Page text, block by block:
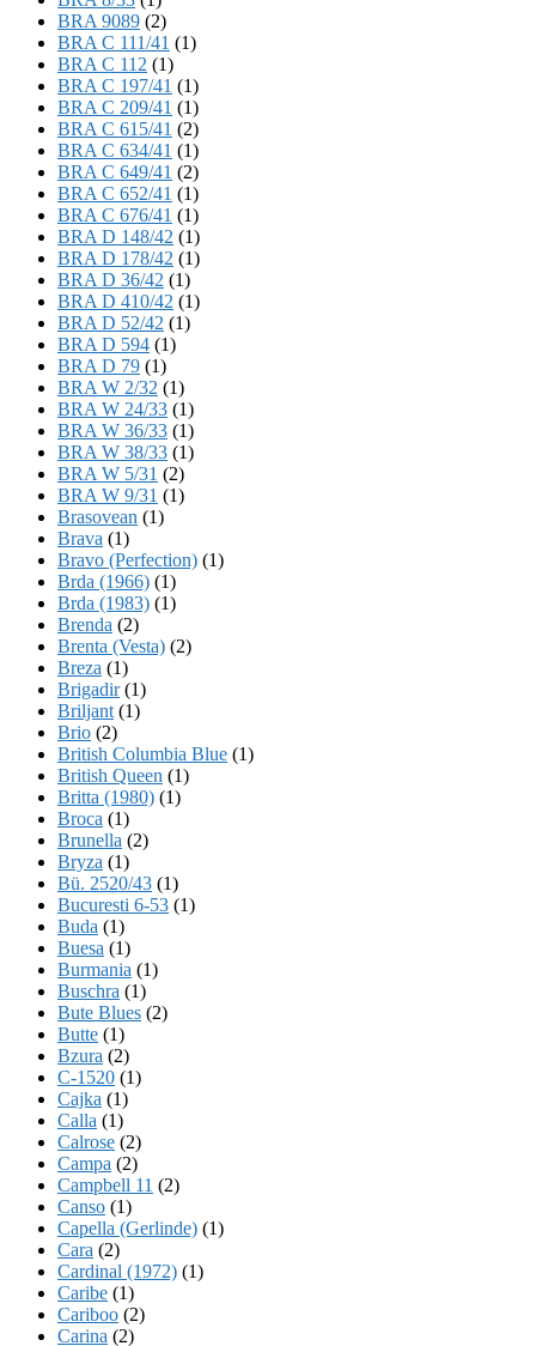
BRA 9089 (2)
BRA C 111/41 (1)
BRA C 112 (1)
BRA C 197/41 (1)
BRA C 209/41 (1)
BRA C 615/41 (2)
BRA C 634/41 (1)
BRA C 649/41 (2)
BRA C 652/41 (1)
BRA C 676/41 (1)
BRA D 148/42 (1)
BRA D 178/42 (1)
BRA D 36/42 (1)
BRA D 410/42 (1)
BRA D 52/42 (1)
BRA D 594 (1)
BRA D 79 (1)
BRA W 2/32 (1)
BRA W 24/33 (1)
BRA W 36/33 (1)
BRA W 38/33 (1)
BRA W 5/31 (2)
BRA W 9/31 (1)
Brasovean (1)
Brava (1)
Bravo (Perfection) (1)
Brda (1966) (1)
Brda (1983) (1)
Brenda (2)
Brenta (Vesta) (2)
Breza (1)
Brigadir(1)
Briljant (1)
Brio (2)
British Columbia Blue (1)
British Queen (1)
Britta (1980) (1)
Broca (1)
Brunella (2)
Bryza (1)
Bü. 2520/43 (1)
Bucuresti 6-53 (1)
Buda (1)
Buesa (1)
Burmania (1)
Buschra (1)
Bute Blues (2)
Butte (1)
Bzura (2)
C-1520 (1)
Cajka (1)
Calla (1)
Calrose (2)
Campa (2)
Campbell 11 (2)
Canso (1)
Capella (Gerlinde) (1)
Cara (2)
Cardinal (1972) (1)
Caribe (1)
Cariboo (2)
Carina (2)